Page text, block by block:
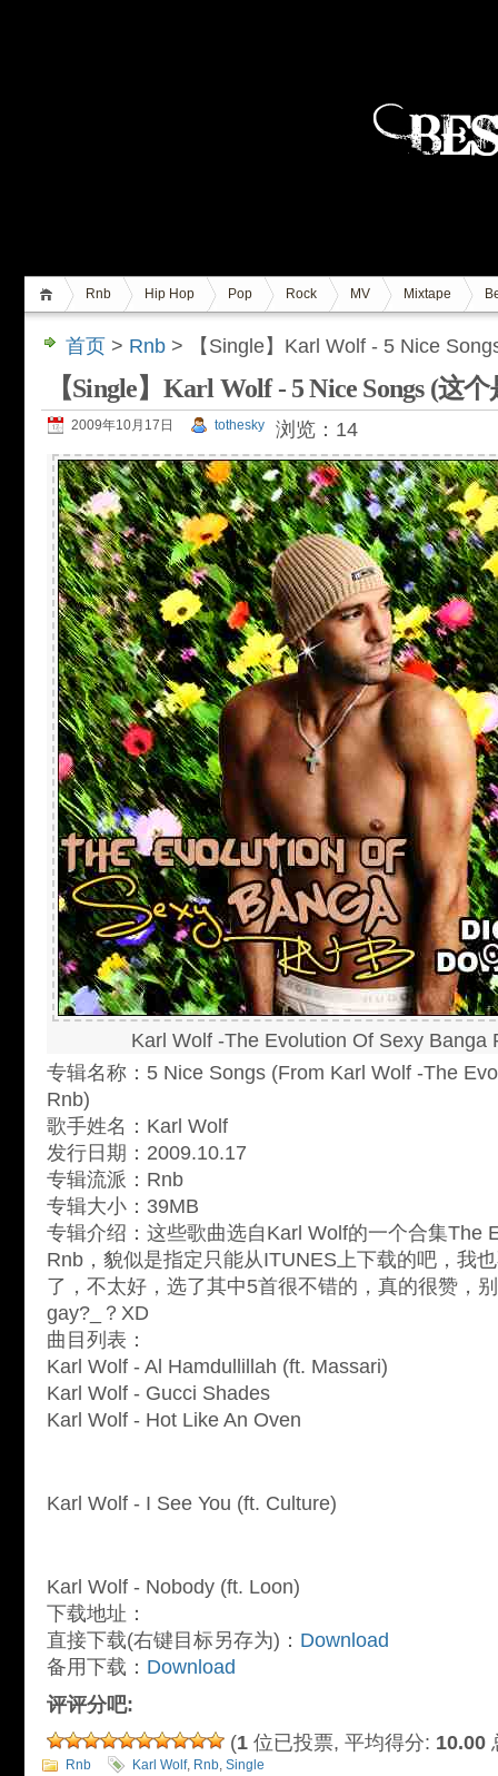
Rnb Hip Hop Pop Rock MV Mixtape
首页 > Rnb > 【Single】Karl Wolf - 5 Nice
【Single】Karl Wolf - 5 Nice Songs (这
2009年10月17日 tothesky 浏览：14
Karl Wolf -The Evolution Of Sexy Banga
专辑名称：5 Nice Songs (From Karl Wolf -The
Rnb)
歌手姓名：Karl Wolf
发行日期：2009.10.17
专辑流派：Rnb
专辑大小：39MB
专辑介绍：这些歌曲选自Karl Wolf的一个合集The
Rnb，貌似是指定只能从ITUNES上下载的吧，我
了，不太好，选了其中5首很不错的，真的很赞，
gay?_？XD
曲目列表：
Karl Wolf - Al Hamdullillah (ft. Massari)
Karl Wolf - Gucci Shades
Karl Wolf - Hot Like An Oven
Karl Wolf - I See You (ft. Culture)
Karl Wolf - Nobody (ft. Loon)
下载地址：
直接下载(右键目标另存为)： Download
备用下载： Download
评评分吧:
(1 位已投票, 平均得分: 10.00
Rnb Karl Wolf, Rnb, Single